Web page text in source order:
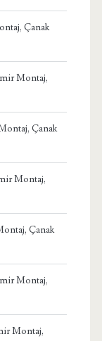
Çanak
Montaj,
Çanak
Montaj,
Çanak
Montaj,
Montaj,